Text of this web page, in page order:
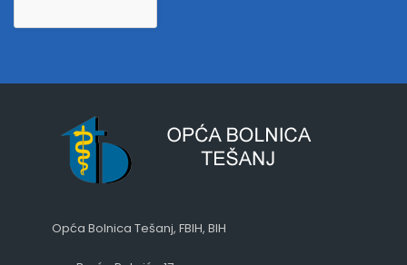
Opća Bolnica Tešanj, FBIH, BIH